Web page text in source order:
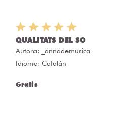
QUALITATS DEL SO
Autora:
_annademusica
Idioma: Catalán
Gratis